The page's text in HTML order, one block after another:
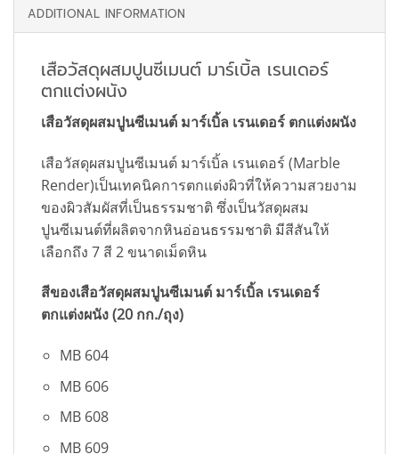
ADDITIONAL INFORMATION
เสือวัสดุผสมปูนซีเมนต์ มาร์เบิ้ล เรนเดอร์
ตกแต่งผนัง
เสือวัสดุผสมปูนซีเมนต์ มาร์เบิ้ล เรนเดอร์ ตกแต่งผนัง
เสือวัสดุผสมปูนซีเมนต์ มาร์เบิ้ล เรนเดอร์ (Marble
Render)เป็นเทคนิคการตกแต่งผิวที่ให้ความสวยงาม
ของผิวสัมผัสที่เป็นธรรมชาติ ซึ่งเป็นวัสดุผสม
ปูนซีเมนต์ที่ผลิตจากหินอ่อนธรรมชาติ มีสีสันให้
เลือกถึง 7 สี 2 ขนาดเม็ดหิน
สีของเสือวัสดุผสมปูนซีเมนต์ มาร์เบิ้ล เรนเดอร์
ตกแต่งผนัง (20 กก./ถุง)
MB 604
MB 606
MB 608
MB 609